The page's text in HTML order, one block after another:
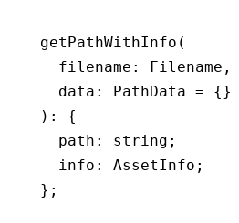
getPathWithInfo (
  filename: Filename
,
  data: PathData
= {}
): {
  path
:
string;
  info: AssetInfo;
};